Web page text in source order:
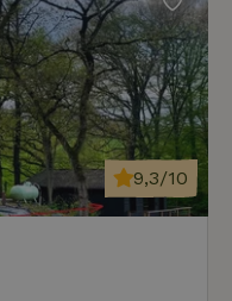
9,3/10